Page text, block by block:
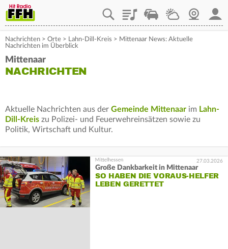
PlaylistStaupilotWetterWebcam
Nachrichten > Orte > Lahn-Dill-Kreis > Mittenaar News: Aktuelle
Nachrichten im Überblick
Mittenaar
NACHRICHTEN
Aktuelle Nachrichten aus der Gemeinde Mittenaar im Lahn-
Dill-Kreis zu Polizei- und Feuerwehreinsätzen sowie zu
Politik, Wirtschaft und Kultur.
27.03.2026
Große Dankbarkeit in Mittenaar
SO HABEN DIE VORAUS-HELFER
LEBEN GERETTET